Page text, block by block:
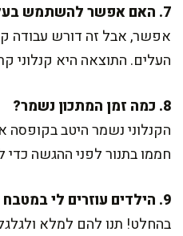
7. האם אפשר להשתמש בעלי פילו במקום לזניה?
אפשר, אבל זה דורש עבודה
העלים. התוצאה היא קנלוני
8. כמה זמן המתכון נשמר?
חממו בתנור לפני ההגשה כדי
9. הילדים עוזרים לי במטבח – זה מתאים להם?
בהחלט! תנו להם למלא